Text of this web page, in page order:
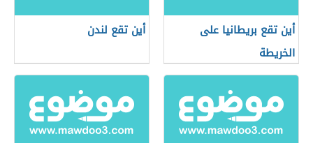
أين تقع بريطانيا على
الخريطة
أين تقع لندن